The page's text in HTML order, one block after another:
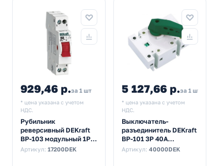
929,46 р.за 1 шт
* цена указана с учетом
НДС.
Рубильник
реверсивный DEKraft
ВР-103 модульный 1P
16А трехпозиционный
Артикул: 17200DEK
5 127,66 р.за 1 шт
* цена указана с учетом
НДС.
Выключатель-
разъединитель DEKraft
ВР-101 3P 40A
трехфазный
Артикул: 40000DEK